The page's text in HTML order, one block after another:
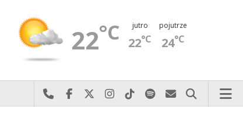
22°C jutro
22°C
pojutrze
24°C
Najlepiej po prostu do nas zadzwoń
Odwiedź nas na Facebook-u
Odwiedź nas na X
Odwiedź nas na Instagram-ie
Odwiedź nas na TikTok-u
Szukaj nas na Spotify
Wyślij do nas
Szukaj